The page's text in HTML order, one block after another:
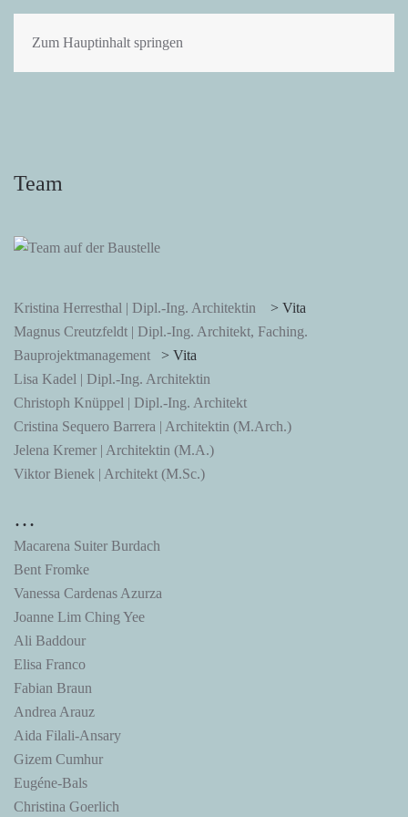
Zum Hauptinhalt springen
Team
Kristina Herresthal | Dipl.-Ing. Architektin > Vita
Magnus Creutzfeldt | Dipl.-Ing. Architekt, Faching.
Bauprojektmanagement > Vita
Lisa Kadel | Dipl.-Ing. Architektin
Christoph Knüppel | Dipl.-Ing. Architekt
Cristina Sequero Barrera | Architektin (M.Arch.)
Jelena Kremer | Architektin (M.A.)
Viktor Bienek | Architekt (M.Sc.)
…
Macarena Suiter Burdach
Bent Fromke
Vanessa Cardenas Azurza
Joanne Lim Ching Yee
Ali Baddour
Elisa Franco
Fabian Braun
Andrea Arauz
Aida Filali-Ansary
Gizem Cumhur
Eugéne-Bals
Christina Goerlich